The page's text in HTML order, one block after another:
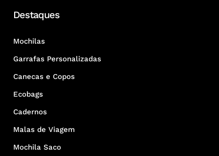
Destaques
Mochilas
Garrafas Personalizadas
Canecas e Copos
Ecobags
Cadernos
Malas de Viagem
Mochila Saco